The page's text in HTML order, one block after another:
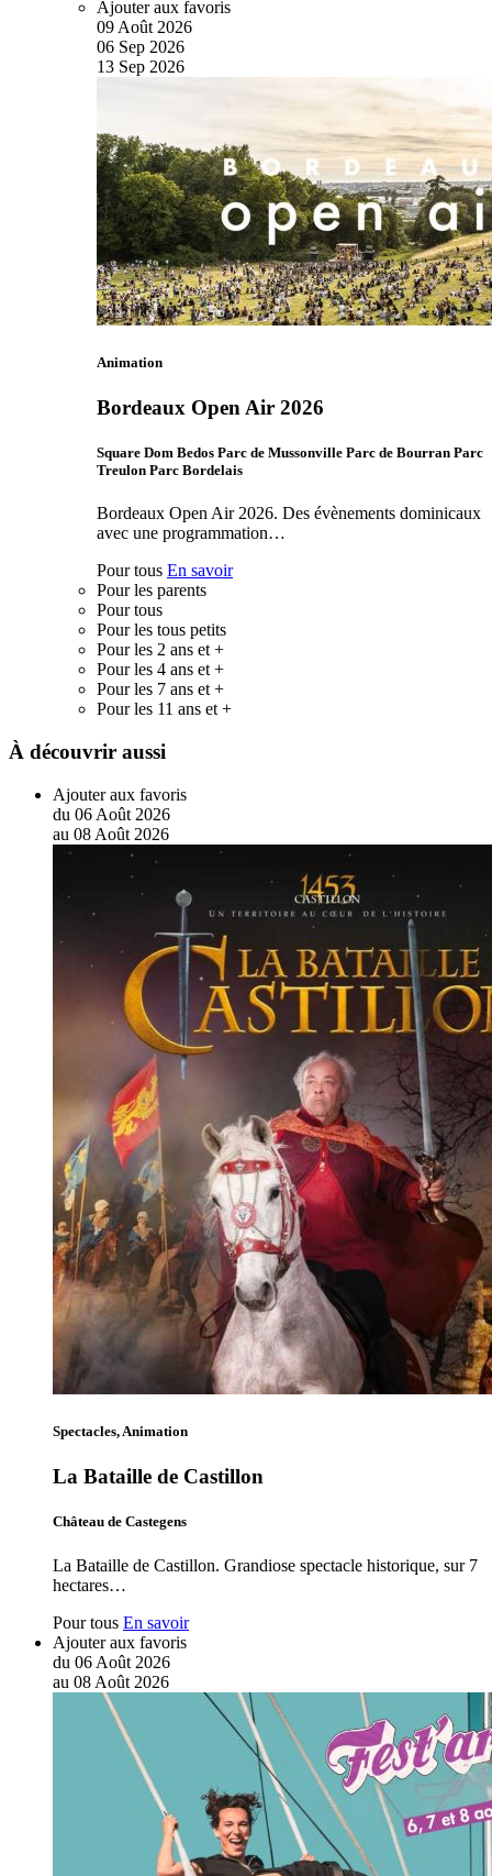
Ajouter aux favoris
09 Août 2026
06 Sep 2026
13 Sep 2026
Animation
Bordeaux Open Air 2026
Square Dom Bedos Parc de Mussonville Parc de Bourran Parc
Treulon Parc Bordelais
Bordeaux Open Air 2026. Des évènements dominicaux
avec une programmation…
Pour tous En savoir
Pour les parents
Pour tous
Pour les tous petits
Pour les 2 ans et +
Pour les 4 ans et +
Pour les 7 ans et +
Pour les 11 ans et +
À découvrir aussi
Ajouter aux favoris
du 06 Août 2026
au 08 Août 2026
Spectacles, Animation
La Bataille de Castillon
Château de Castegens
La Bataille de Castillon. Grandiose spectacle historique, sur 7
hectares…
Pour tous En savoir
Ajouter aux favoris
du 06 Août 2026
au 08 Août 2026